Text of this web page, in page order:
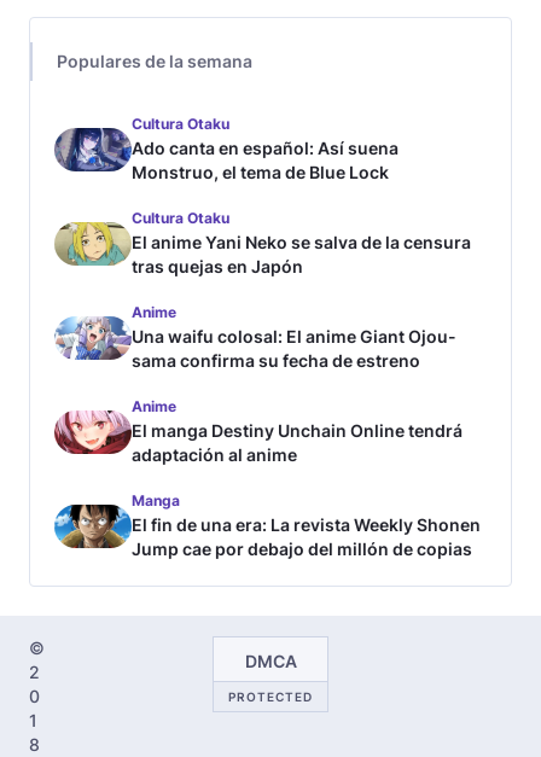
Populares de la semana
Cultura Otaku
Ado canta en español: Así suena
Monstruo, el tema de Blue Lock
Cultura Otaku
El anime Yani Neko se salva de la censura
tras quejas en Japón
Anime
Una waifu colosal: El anime Giant Ojou-
sama confirma su fecha de estreno
Anime
El manga Destiny Unchain Online tendrá
adaptación al anime
Manga
El fin de una era: La revista Weekly Shonen
Jump cae por debajo del millón de copias
©
2
0
1
8
DMCA
PROTECTED